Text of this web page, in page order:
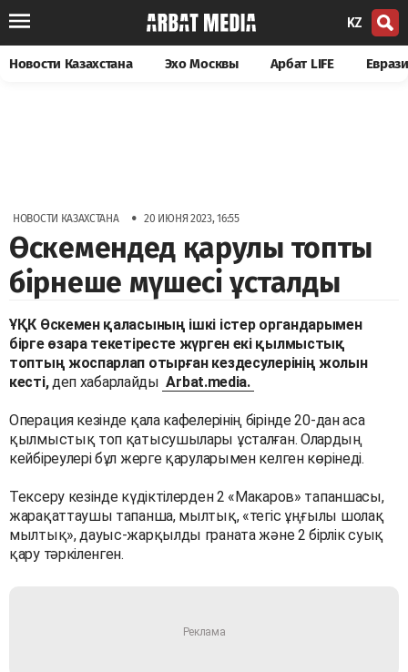
KZ
Новости Казахстана Эхо Москвы Арбат LIFE
НОВОСТИ КАЗАХСТАНА • 20 ИЮНЯ 2023, 16:55
Өскемендед қарулы топты
бірнеше мүшесі ұсталды
ҰҚК Өскемен қаласының ішкі істер органдарымен
бірге өзара текетіресте жүрген екі қылмыстық
топтың жоспарлап отырған кездесулерінің жолын
кесті,деп хабарлайды Arbat.media.
Операция кезінде қала кафелерінің бірінде 20-дан аса
қылмыстық топ қатысушылары ұсталған. Олардың
кейбіреулері бұл жерге қаруларымен келген көрінеді.
Тексеру кезінде күдіктілерден 2 «Макаров» тапаншасы,
жарақаттаушы тапанша, мылтық, «тегіс ұңғылы шолақ
мылтық», дауыс-жарқылды граната және 2 бірлік суық
қару тәркіленген.